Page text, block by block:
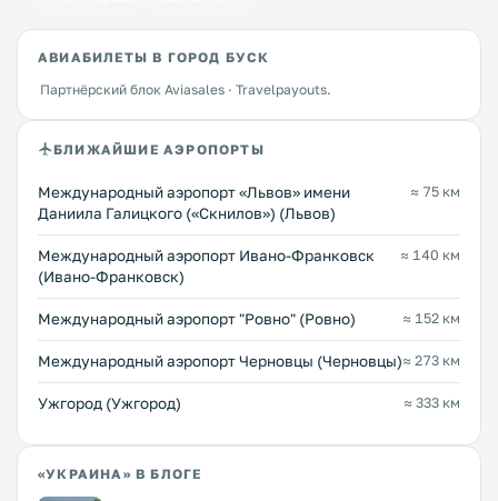
АВИАБИЛЕТЫ В ГОРОД БУСК
Партнёрский блок Aviasales · Travelpayouts.
БЛИЖАЙШИЕ АЭРОПОРТЫ
Междунарoдный аэропорт «Львов» имени
Даниила Галицкого («Скнилов») (Львов)
≈ 75 км
Международный аэропорт Ивано-Франковск
(Ивано-Франковск)
≈ 140 км
Междунарoдный аэропорт "Ровно" (Ровно) ≈ 152 км
Международный аэропорт Черновцы (Черновцы)≈ 273 км
Ужгород (Ужгород) ≈ 333 км
«УКРАИНА» В БЛОГЕ